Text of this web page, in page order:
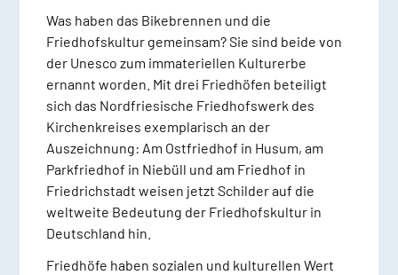
Was haben das Bikebrennen und die
Friedhofskultur gemeinsam? Sie sind beide von
der Unesco zum immateriellen Kulturerbe
ernannt worden. Mit drei Friedhöfen beteiligt
sich das Nordfriesische Friedhofswerk des
Kirchenkreises exemplarisch an der
Auszeichnung: Am Ostfriedhof in Husum, am
Parkfriedhof in Niebüll und am Friedhof in
Friedrichstadt weisen jetzt Schilder auf die
weltweite Bedeutung der Friedhofskultur in
Deutschland hin.
Friedhöfe haben sozialen und kulturellen Wert